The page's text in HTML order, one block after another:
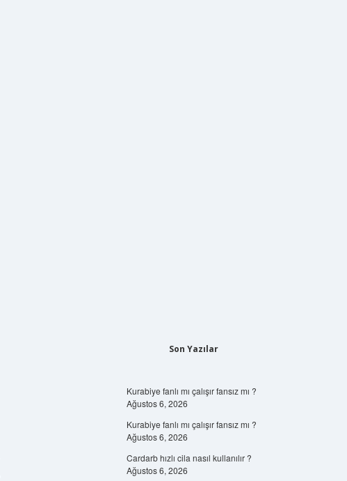
Son Yazılar
Kurabiye fanlı mı çalışır fansız mı ?
Ağustos 6, 2026
Kurabiye fanlı mı çalışır fansız mı ?
Ağustos 6, 2026
Cardarb hızlı cila nasıl kullanılır ?
Ağustos 6, 2026